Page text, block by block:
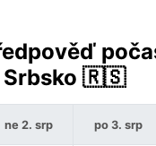
Srbsko 🇷🇸
ne 2. srp po 3. srp